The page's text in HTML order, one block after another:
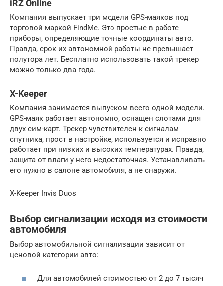
iRZ Online
Компания выпускает три модели GPS-маяков под
торговой маркой FindMe. Это простые в работе
приборы, определяющие точные координаты авто.
Правда, срок их автономной работы не превышает
полутора лет. Бесплатно использовать такой трекер
можно только два года.
X-Keeper
Компания занимается выпуском всего одной модели.
GPS-маяк работает автономно, оснащен слотами для
двух сим-карт. Трекер чувствителен к сигналам
спутника, прост в настройке, используется и исправно
работает при низких и высоких температурах. Правда,
защита от влаги у него недостаточная. Устанавливать
его нужно в салоне автомобиля, а не снаружи.
X-Keeper Invis Duos
Выбор сигнализации исходя из стоимости
автомобиля
Выбор автомобильной сигнализации зависит от
ценовой категории авто:
Для автомобилей стоимостью от 2 до 7 тысяч